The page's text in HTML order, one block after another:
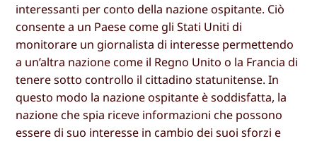
interessanti per conto della nazione ospitante. Ciò
consente a un Paese come gli Stati Uniti di
monitorare un giornalista di interesse permettendo
a un’altra nazione come il Regno Unito o la Francia di
tenere sotto controllo il cittadino statunitense. In
questo modo la nazione ospitante è soddisfatta, la
nazione che spia riceve informazioni che possono
essere di suo interesse in cambio dei suoi sforzi e